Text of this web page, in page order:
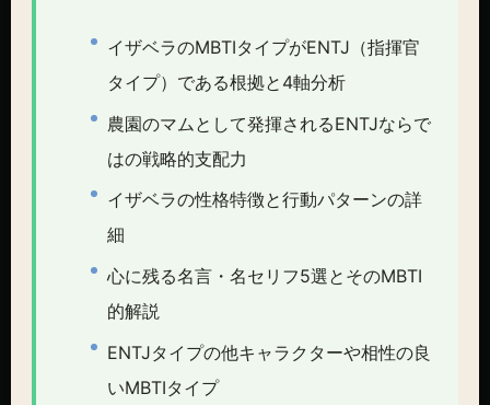
イザベラのMBTIタイプがENTJ（指揮官
タイプ）である根拠と4軸分析
農園のマムとして発揮されるENTJならで
はの戦略的支配力
イザベラの性格特徴と行動パターンの詳
細
心に残る名言・名セリフ5選とそのMBTI
的解説
ENTJタイプの他キャラクターや相性の良
いMBTIタイプ